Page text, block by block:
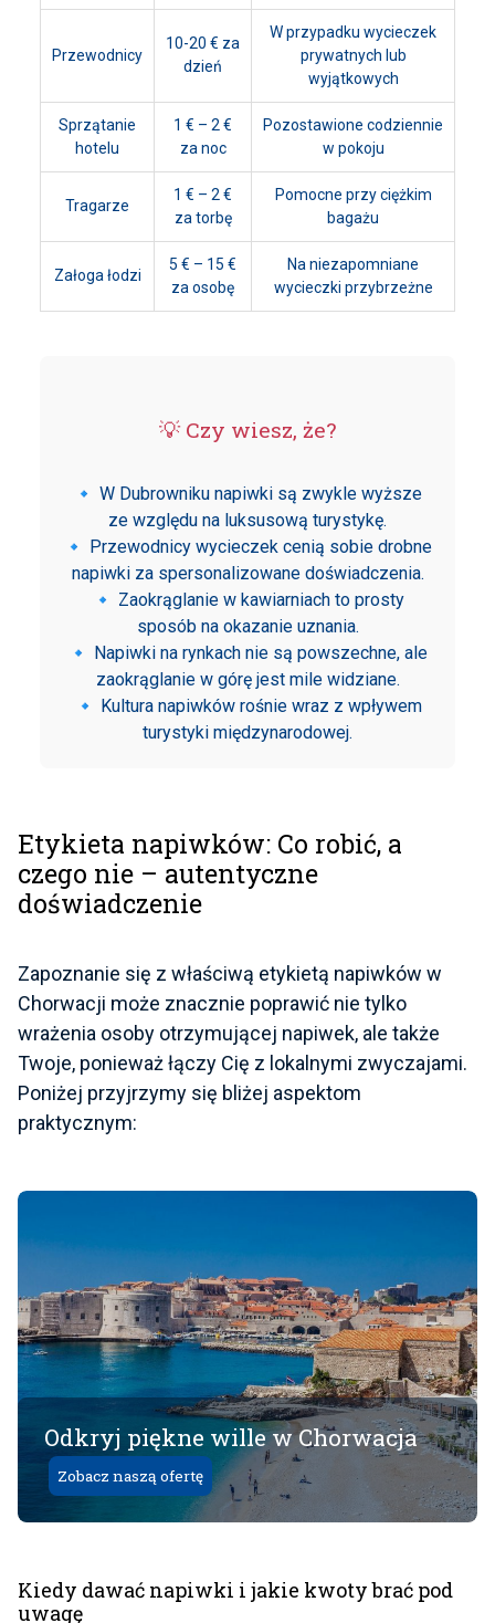
Przewodnicy
10-20 € za
dzień
W przypadku wycieczek
prywatnych lub
wyjątkowych
Sprzątanie
hotelu
1 € – 2 €
za noc
Pozostawione codziennie
w pokoju
Tragarze
1 € – 2 €
za torbę
Pomocne przy ciężkim
bagażu
Załoga łodzi
5 € – 15 €
za osobę
Na niezapomniane
wycieczki przybrzeżne
💡 Czy wiesz, że?
🔹 W Dubrowniku napiwki są zwykle wyższe
ze względu na luksusową turystykę.
🔹 Przewodnicy wycieczek cenią sobie drobne
napiwki za spersonalizowane doświadczenia.
🔹 Zaokrąglanie w kawiarniach to prosty
sposób na okazanie uznania.
🔹 Napiwki na rynkach nie są powszechne, ale
zaokrąglanie w górę jest mile widziane.
🔹 Kultura napiwków rośnie wraz z wpływem
turystyki międzynarodowej.
Etykieta napiwków: Co robić, a
czego nie – autentyczne
doświadczenie
Zapoznanie się z właściwą etykietą napiwków w
Chorwacji może znacznie poprawić nie tylko
wrażenia osoby otrzymującej napiwek, ale także
Twoje, ponieważ łączy Cię z lokalnymi zwyczajami.
Poniżej przyjrzymy się bliżej aspektom
praktycznym:
Odkryj piękne wille w Chorwacja
Zobacz naszą ofertę
Kiedy dawać napiwki i jakie kwoty brać pod
uwagę